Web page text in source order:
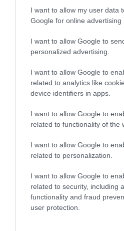
I want to allow my user data
Google for online advertising
I want to allow Google to
personalized advertising.
I want to allow Google to
related to analytics like
device identifiers in apps.
I want to allow Google to
related to functionality of the
I want to allow Google to
related to personalization.
I want to allow Google to
related to security, including
functionality and fraud
user protection.
ΡΟΗ ΕΙΔΗΣΕΩΝ
Το χρηματοδοτούμενο
από την ΕΕ έργο “The
Gaming Police”